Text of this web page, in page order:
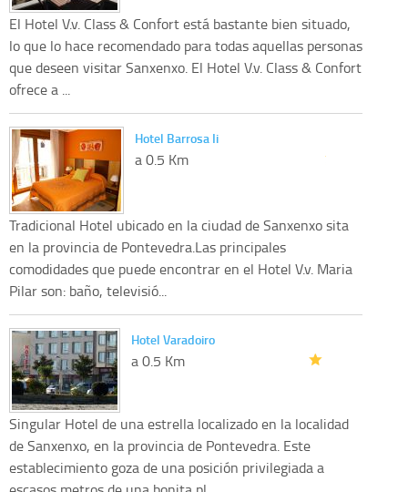
El Hotel V.v. Class & Confort está bastante bien situado,
lo que lo hace recomendado para todas aquellas personas
que deseen visitar Sanxenxo. El Hotel V.v. Class & Confort
ofrece a ...
Hotel Barrosa Ii
a 0.5 Km
Tradicional Hotel ubicado en la ciudad de Sanxenxo sita
en la provincia de Pontevedra.Las principales
comodidades que puede encontrar en el Hotel V.v. Maria
Pilar son: baño, televisió...
Hotel Varadoiro
a 0.5 Km
Singular Hotel de una estrella localizado en la localidad
de Sanxenxo, en la provincia de Pontevedra. Este
establecimiento goza de una posición privilegiada a